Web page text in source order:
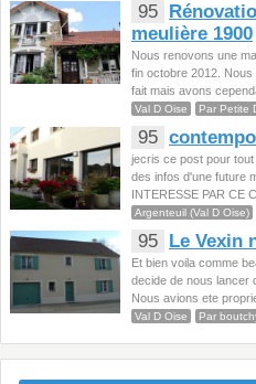
95
meulière 1900
Nous renovons une
fin octobre 2012.
fait mais avons
Val D Oise Par Petite
95
jecris ce post pour
des infos d'une future
INTERESSE PAR CE
Argenteuil (Val D Oise)
95 Le Vexin
Et bien voila comme
decide de nous lancer
Nous avions ete
Val D Oise Par